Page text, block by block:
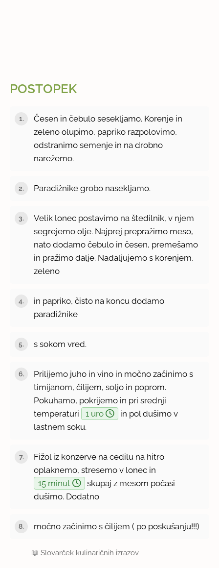
POSTOPEK
Česen in čebulo sesekljamo. Korenje in
zeleno olupimo, papriko razpolovimo,
odstranimo semenje in na drobno
narežemo.
Paradižnike grobo nasekljamo.
Velik lonec postavimo na štedilnik, v njem
segrejemo olje. Najprej prepražimo meso,
nato dodamo čebulo in česen, premešamo
in pražimo dalje. Nadaljujemo s korenjem,
zeleno
in papriko, čisto na koncu dodamo
paradižnike
s sokom vred.
Prilijemo juho in vino in močno začinimo s
timijanom, čilijem, soljo in poprom.
Pokuhamo, pokrijemo in pri srednji
temperaturi
1 uro
in pol dušimo v
lastnem soku.
Fižol iz konzerve na cedilu na hitro
oplaknemo, stresemo v lonec in
15 minut
skupaj z mesom počasi
dušimo. Dodatno
močno začinimo s čilijem ( po poskušanju!!!)
📖Slovarček kulinaričnih izrazov